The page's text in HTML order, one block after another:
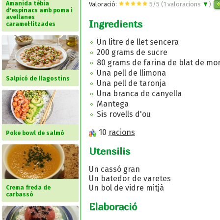
Amanida tèbia
d'espinacs amb poma i
avellanes
caramel·litzades
Salpicó de llagostins
Poke bowl de salmó
Crema freda de
carbassó
Valoració: 5 /5 (1 valoracions ▼ )
Ingredients
Un litre de llet sencera
200 grams de sucre
80 grams de farina de blat de
Una pell de llimona
Una pell de taronja
Una branca de canyella
Mantega
Sis rovells d'ou
10 racions
Utensilis
Un cassó gran
Un batedor de varetes
Un bol de vidre mitjà
Elaboració